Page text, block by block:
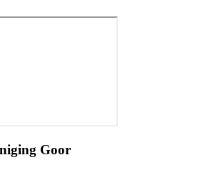
Goor